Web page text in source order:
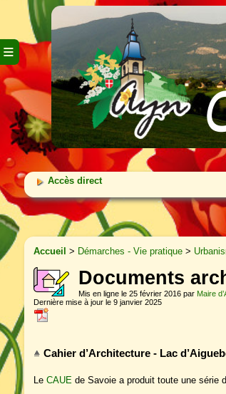
≡
Accès direct
Accueil > Démarches - Vie pratique>
Documents
Mis en ligne le 25 février 2016 par Maire
Dernière mise à jour le 9 janvier 2025
Cahier d’Architecture - Lac
Le CAUEde Savoie a produit toute une série